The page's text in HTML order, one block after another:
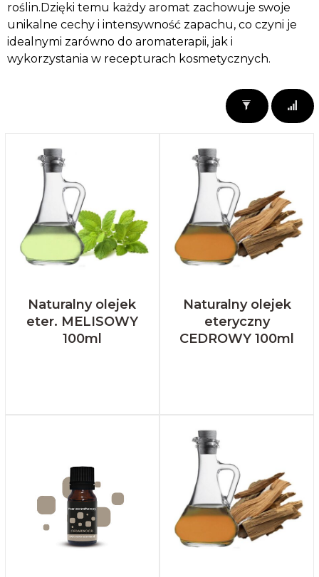
roślin.Dzięki temu każdy aromat zachowuje swoje
unikalne cechy i intensywność zapachu, co czyni je
idealnymi zarówno do aromaterapii, jak i
wykorzystania w recepturach kosmetycznych.
Naturalny olejek
eter. MELISOWY
100ml
Naturalny olejek
eteryczny
CEDROWY 100ml